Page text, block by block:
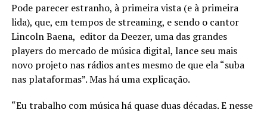
Pode parecer estranho, à primeira vista (e à primeira
lida), que, em tempos de streaming, e sendo o cantor
Lincoln Baena, editor da Deezer, uma das grandes
players do mercado de música digital, lance seu mais
novo projeto nas rádios antes mesmo de que ela “suba
nas plataformas”. Mas há uma explicação.
“Eu trabalho com música há quase duas décadas. E nesse